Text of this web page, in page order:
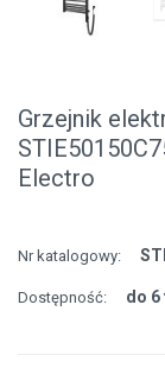
Grzejnik
Electro
Nr katalogowy:
Dostępność: do 6